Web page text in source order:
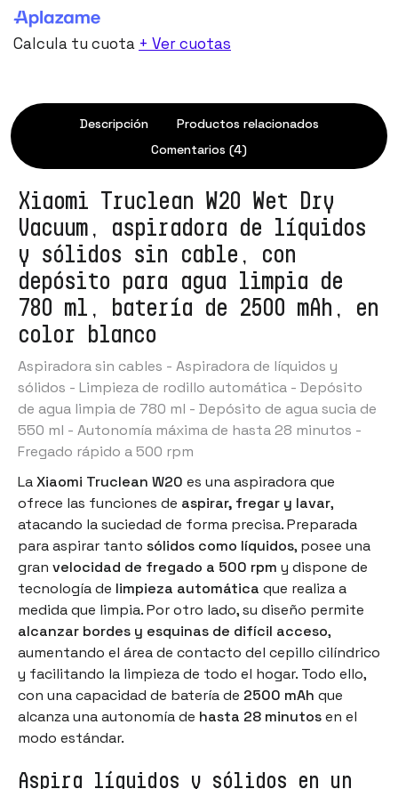
Calcula tu cuota + Ver cuotas
Descripción
Productos relacionados
Comentarios (4)
Xiaomi Truclean W20 Wet Dry
Vacuum, aspiradora de líquidos
y sólidos sin cable, con
depósito para agua limpia de
780 ml, batería de 2500 mAh, en
color blanco
Aspiradora sin cables - Aspiradora de líquidos y
sólidos - Limpieza de rodillo automática - Depósito
de agua limpia de 780 ml - Depósito de agua sucia de
550 ml - Autonomía máxima de hasta 28 minutos -
Fregado rápido a 500 rpm
LaXiaomi Truclean W20 es una aspiradora que
ofrece las funciones de aspirar, fregar y lavar,
atacando la suciedad de forma precisa. Preparada
para aspirar tanto sólidos como líquidos, posee una
gran velocidad de fregado a 500 rpm y dispone de
tecnología de limpieza automática que realiza a
medida que limpia. Por otro lado, su diseño permite
alcanzar bordes y esquinas de difícil acceso,
aumentando el área de contacto del cepillo cilíndrico
y facilitando la limpieza de todo el hogar. Todo ello,
con una capacidad de batería de 2500 mAh que
alcanza una autonomía de hasta 28 minutosen el
modo estándar.
Aspira líquidos y sólidos en un